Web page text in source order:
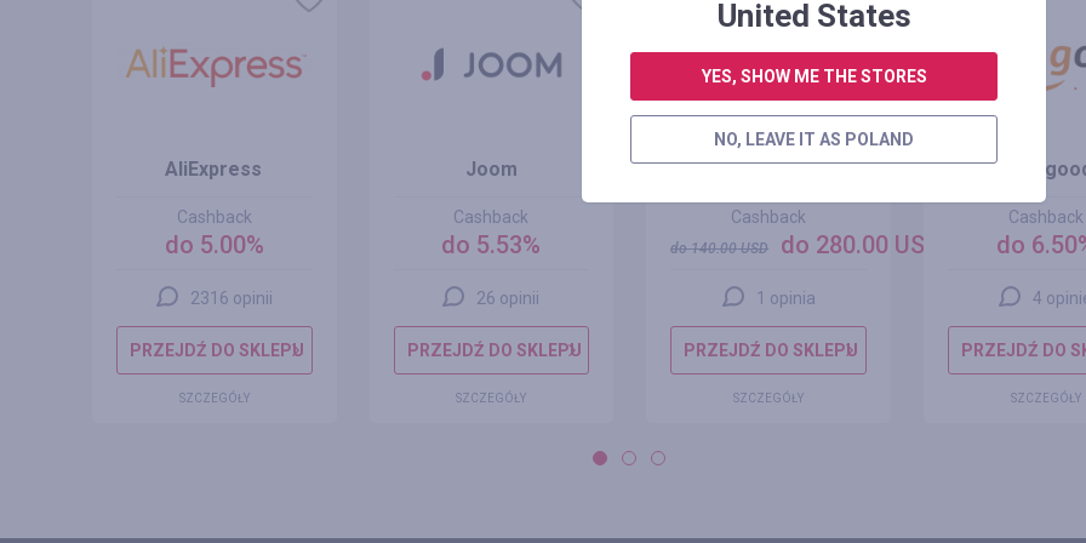
AliExpress
Cashback
do 5.00%
2316 opinii
PRZEJDŹ DO SKLEPU
SZCZEGÓŁY
Joom
Cashback
do 5.53%
26 opinii
PRZEJDŹ DO SKLEPU
SZCZEGÓŁY
Alibaba
Cashback
do140.00USD do 280.00 USD
1 opinia
PRZEJDŹ DO SKLEPU
SZCZEGÓŁY
Cashback
do
4
PRZEJDŹ DO
SZCZEGÓŁY
United States
YES, SHOW ME THE STORES
NO, LEAVE IT AS POLAND